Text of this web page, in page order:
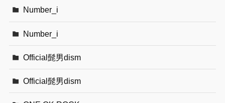
Number_i
Number_i
Official髭男dism
Official髭男dism